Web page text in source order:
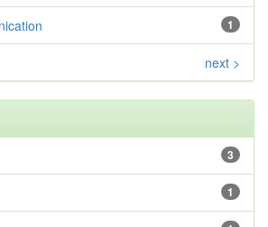
1
next >
3
1